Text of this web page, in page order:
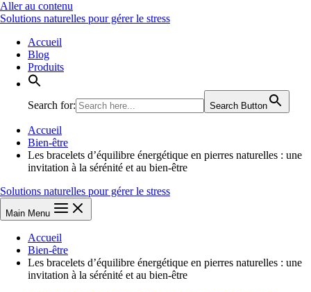
Aller au contenu
Solutions naturelles pour gérer le stress
Accueil
Blog
Produits
Search for: Search Button
Accueil
Bien-être
Les bracelets d’équilibre énergétique en pierres naturelles : une
invitation à la sérénité et au bien-être
Solutions naturelles pour gérer le stress
Main Menu
Accueil
Bien-être
Les bracelets d’équilibre énergétique en pierres naturelles : une
invitation à la sérénité et au bien-être